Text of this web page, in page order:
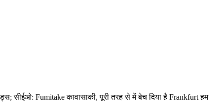
सीईओ: Fumitake कावासाकी, पूरी तरह से में बेच दिया है Frankfurt हम